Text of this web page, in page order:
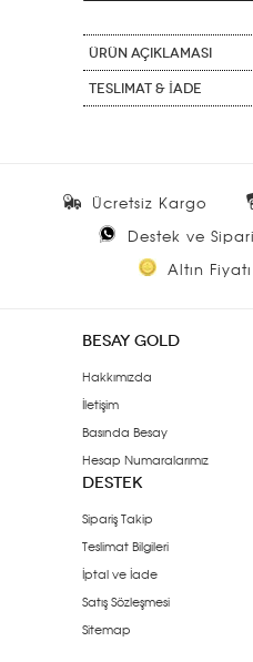
ÜRÜN AÇIKLAMASI
Teslimat & İade
Ücretsiz Kargo
Destek ve
Altın
BESAY GOLD
Hakkımızda
İletişim
Basında Besay
Hesap Numaralarımız
DESTEK
Sipariş Takip
Teslimat Bilgileri
İptal ve İade
Satış Sözleşmesi
Sitemap